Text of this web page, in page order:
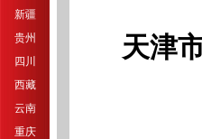
新疆
贵州
四川
西藏
云南
重庆
天津